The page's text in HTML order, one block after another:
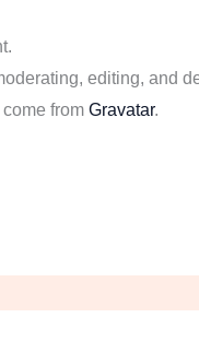
editing, and
from Gravatar.